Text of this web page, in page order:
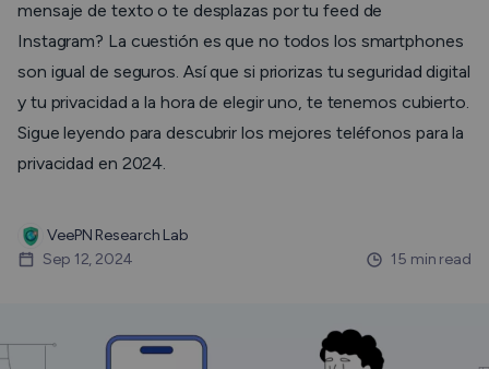
mensaje de texto o te desplazas por tu feed de
Instagram? La cuestión es que no todos los smartphones
son igual de seguros. Así que si priorizas tu seguridad digital
y tu privacidad a la hora de elegir uno, te tenemos cubierto.
Sigue leyendo para descubrir los mejores teléfonos para la
privacidad en 2024.
VeePN Research Lab
Sep 12, 2024
15 min read